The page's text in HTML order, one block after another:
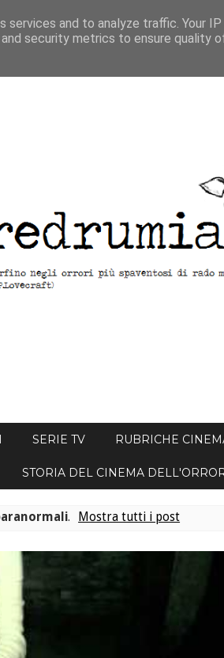
SERIE TV RUBRICHE
STORIA DEL CINEMA
. Mostra tutti i post
and to analyze traffic. Your
security metrics to ensure quality